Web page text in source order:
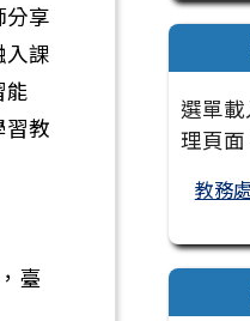
分享
入課
能
習教
臺
選單
理頁面
教務